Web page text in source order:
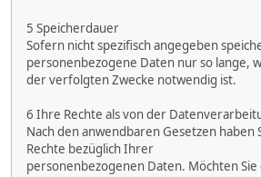
5 Speicherdauer
Sofern nicht spezifisch angegeben
personenbezogene Daten nur so lange,
der verfolgten Zwecke notwendig ist.
6 Ihre Rechte als von der
Nach den anwendbaren Gesetzen haben
Rechte bezüglich Ihrer
personenbezogenen Daten. Möchten